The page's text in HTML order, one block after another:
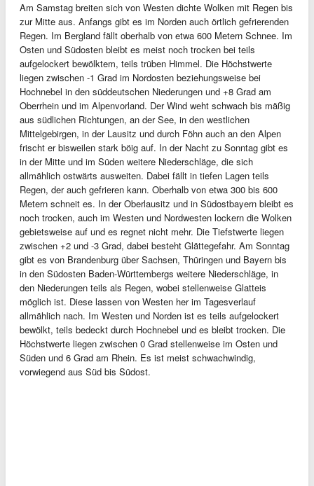
Am Samstag breiten sich von Westen dichte Wolken mit Regen bis
zur Mitte aus. Anfangs gibt es im Norden auch örtlich gefrierenden
Regen. Im Bergland fällt oberhalb von etwa 600 Metern Schnee. Im
Osten und Südosten bleibt es meist noch trocken bei teils
aufgelockert bewölktem, teils trüben Himmel. Die Höchstwerte
liegen zwischen -1 Grad im Nordosten beziehungsweise bei
Hochnebel in den süddeutschen Niederungen und +8 Grad am
Oberrhein und im Alpenvorland. Der Wind weht schwach bis mäßig
aus südlichen Richtungen, an der See, in den westlichen
Mittelgebirgen, in der Lausitz und durch Föhn auch an den Alpen
frischt er bisweilen stark böig auf. In der Nacht zu Sonntag gibt es
in der Mitte und im Süden weitere Niederschläge, die sich
allmählich ostwärts ausweiten. Dabei fällt in tiefen Lagen teils
Regen, der auch gefrieren kann. Oberhalb von etwa 300 bis 600
Metern schneit es. In der Oberlausitz und in Südostbayern bleibt es
noch trocken, auch im Westen und Nordwesten lockern die Wolken
gebietsweise auf und es regnet nicht mehr. Die Tiefstwerte liegen
zwischen +2 und -3 Grad, dabei besteht Glättegefahr. Am Sonntag
gibt es von Brandenburg über Sachsen, Thüringen und Bayern bis
in den Südosten Baden-Württembergs weitere Niederschläge, in
den Niederungen teils als Regen, wobei stellenweise Glatteis
möglich ist. Diese lassen von Westen her im Tagesverlauf
allmählich nach. Im Westen und Norden ist es teils aufgelockert
bewölkt, teils bedeckt durch Hochnebel und es bleibt trocken. Die
Höchstwerte liegen zwischen 0 Grad stellenweise im Osten und
Süden und 6 Grad am Rhein. Es ist meist schwachwindig,
vorwiegend aus Süd bis Südost.